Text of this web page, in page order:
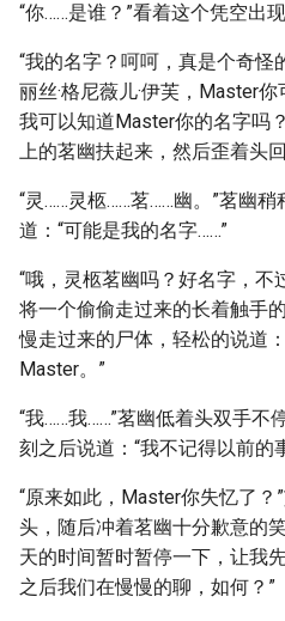
“你……是谁？”看着这个凭空出
“我的名字？呵呵，真是个奇
丽丝·格尼薇儿·伊芙，Master
我可以知道Master你的名字吗
上的茗幽扶起来，然后歪着头
“灵……灵柩……茗……幽。”茗幽
道：“可能是我的名字……”
“哦，灵柩茗幽吗？好名字，不
将一个偷偷走过来的长着触手
慢走过来的尸体，轻松的说道
Master。”
“我……我……”茗幽低着头双手不
刻之后说道：“我不记得以前的
“原来如此，Master你失忆了？
头，随后冲着茗幽十分歉意的
天的时间暂时暂停一下，让我
之后我们在慢慢的聊，如何？”